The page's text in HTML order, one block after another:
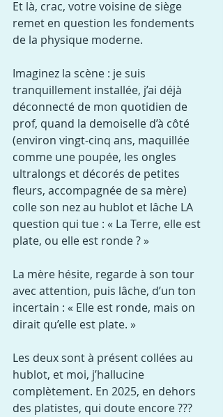
Et là, crac, votre voisine de siège
remet en question les fondements
de la physique moderne.
Imaginez la scène : je suis
tranquillement installée, j’ai déjà
déconnecté de mon quotidien de
prof, quand la demoiselle d’à côté
(environ vingt-cinq ans, maquillée
comme une poupée, les ongles
ultralongs et décorés de petites
fleurs, accompagnée de sa mère)
colle son nez au hublot et lâche LA
question qui tue : « La Terre, elle est
plate, ou elle est ronde ? »
La mère hésite, regarde à son tour
avec attention, puis lâche, d’un ton
incertain : « Elle est ronde, mais on
dirait qu’elle est plate. »
Les deux sont à présent collées au
hublot, et moi, j’hallucine
complètement. En 2025, en dehors
des platistes, qui doute encore ???